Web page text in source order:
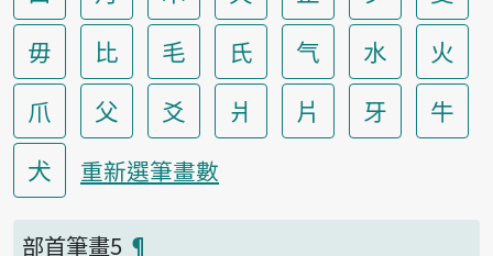
毋
比 毛 氏 气 水
火
爪
父 爻 爿 片 牙
牛
犬
重新選筆畫數
部首筆畫5 ¶